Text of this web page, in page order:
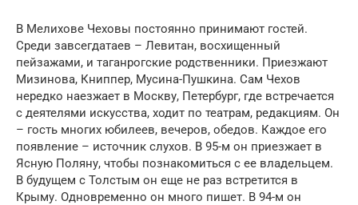
В Мелихове Чеховы постоянно принимают гостей.
Среди завсегдатаев – Левитан, восхищенный
пейзажами, и таганрогские родственники. Приезжают
Мизинова, Книппер, Мусина-Пушкина. Сам Чехов
нередко наезжает в Москву, Петербург, где встречается
с деятелями искусства, ходит по театрам, редакциям. Он
– гость многих юбилеев, вечеров, обедов. Каждое его
появление – источник слухов. В 95-м он приезжает в
Ясную Поляну, чтобы познакомиться с ее владельцем.
В будущем с Толстым он еще не раз встретится в
Крыму. Одновременно он много пишет. В 94-м он